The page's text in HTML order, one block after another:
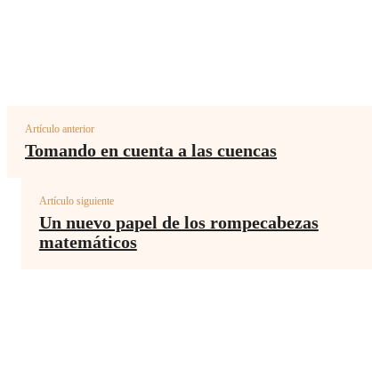
Artículo anterior
Tomando en cuenta a las cuencas
Artículo siguiente
Un nuevo papel de los rompecabezas
matemáticos